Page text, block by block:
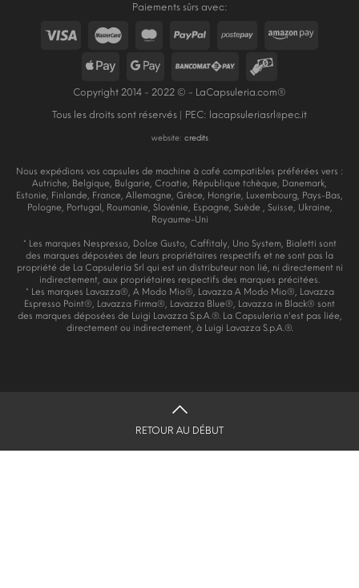
Paiements sûrs avec:
Copyright 2014 - 2022 © - LaCapsuleria.com®
Tous les droits sont réservés | PEC: lacapsuleriasrl@pec.it
website: credits
Nous expédions vos capsules de machine à café compatibles préférées vers :
Autriche, Belgique, Bulgarie, Croatie, République tchèque, Danemark,
Estonie, Finlande, France, Allemagne, Grèce, Hongrie, Luxembourg, Pays-Bas,
Pologne, Portugal, Roumanie, Slovénie, Espagne, Suède , Suisse, Ukraine,
Royaume-Uni
* Les marques Nespresso, Dolce Gusto, Caffitaly, Uno System, Bialetti sont
des marques déposées de leurs propriétaires respectifs et ne sont pas la
propriété de La Capsuleria Srl qui est un distributeur non lié, ni directement ni
indirectement, aux propriétaires respectifs des marques précitées.
* Les marques Lavazza®, A Modo Mio®, Lavazza A Modo Mio®, Lavazza
Espresso Point®, Lavazza Firma®, Lavazza Blue®, Lavazza in Black® sont
des marques déposées de Luigi Lavazza S.p.A.®. La Capsuleria n'est pas liée,
directement ou indirectement, à Luigi Lavazza S.p.A.®.
RETOUR AU DÉBUT